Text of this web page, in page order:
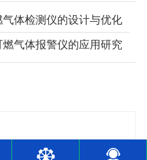
体检测仪的设计与优化
气体报警仪的应用研究